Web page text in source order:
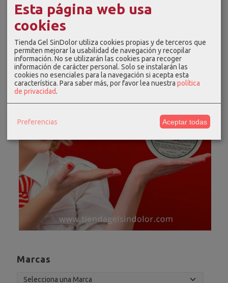
Marcas
Esta página web usa
cookies
Tienda Gel SinDolor utiliza cookies propias y de terceros que
permiten mejorar la usabilidad de navegación y recopilar
información. No se utilizarán las cookies para recoger
información de carácter personal. Solo se instalarán las
cookies no esenciales para la navegación si acepta esta
característica. Para saber más, por favor lea nuestra política
de privacidad.
Preferencias Aceptar todas